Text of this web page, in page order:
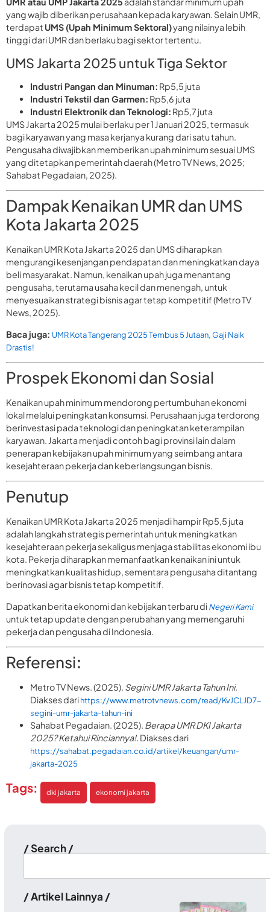
yang wajib diberikan perusahaan kepada karyawan. Selain UMR,
terdapat UMS (Upah Minimum Sektoral)yang nilainya lebih
tinggi dari UMR dan berlaku bagi sektor tertentu.
UMS Jakarta 2025 untuk Tiga Sektor
Industri Pangan dan Minuman: Rp5,5 juta
Industri Tekstil dan Garmen: Rp5,6 juta
Industri Elektronik dan Teknologi: Rp5,7 juta
UMS Jakarta 2025 mulai berlaku per 1 Januari 2025, termasuk
bagi karyawan yang masa kerjanya kurang dari satu tahun.
Pengusaha diwajibkan memberikan upah minimum sesuai UMS
yang ditetapkan pemerintah daerah (Metro TV News, 2025;
Sahabat Pegadaian, 2025).
Dampak Kenaikan UMR dan UMS
Kota Jakarta 2025
Kenaikan UMR Kota Jakarta 2025 dan UMS diharapkan
mengurangi kesenjangan pendapatan dan meningkatkan daya
beli masyarakat. Namun, kenaikan upah juga menantang
pengusaha, terutama usaha kecil dan menengah, untuk
menyesuaikan strategi bisnis agar tetap kompetitif (Metro TV
News, 2025).
Baca juga: UMR Kota Tangerang 2025 Tembus 5 Jutaan, Gaji Naik
Drastis!
Prospek Ekonomi dan Sosial
Kenaikan upah minimum mendorong pertumbuhan ekonomi
lokal melalui peningkatan konsumsi. Perusahaan juga terdorong
berinvestasi pada teknologi dan peningkatan keterampilan
karyawan. Jakarta menjadi contoh bagi provinsi lain dalam
penerapan kebijakan upah minimum yang seimbang antara
kesejahteraan pekerja dan keberlangsungan bisnis.
Penutup
Kenaikan UMR Kota Jakarta 2025 menjadi hampir Rp5,5 juta
adalah langkah strategis pemerintah untuk meningkatkan
kesejahteraan pekerja sekaligus menjaga stabilitas ekonomi ibu
kota. Pekerja diharapkan memanfaatkan kenaikan ini untuk
meningkatkan kualitas hidup, sementara pengusaha ditantang
berinovasi agar bisnis tetap kompetitif.
Dapatkan berita ekonomi dan kebijakan terbaru diNegeri Kami
untuk tetap update dengan perubahan yang memengaruhi
pekerja dan pengusaha di Indonesia.
Referensi:
Metro TV News. (2025). Segini UMR Jakarta Tahun Ini.
Diakses darihttps://www.metrotvnews.com/read/KvJCLJD7-
segini-umr-jakarta-tahun-ini
Sahabat Pegadaian. (2025). Berapa UMR DKI Jakarta
2025? Ketahui Rinciannya!. Diakses dari
https://sahabat.pegadaian.co.id/artikel/keuangan/umr-
jakarta-2025
Tags: dki jakarta ekonomi jakarta
/ Search /
/ Artikel Lainnya /